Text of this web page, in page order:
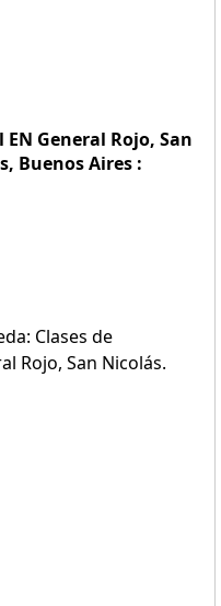
General Rojo, San
Buenos Aires :
Clases de
Rojo, San Nicolás.